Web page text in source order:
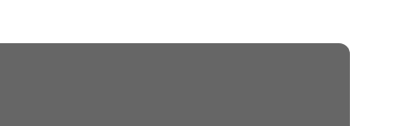
Côte d’Azur ? Difficile de